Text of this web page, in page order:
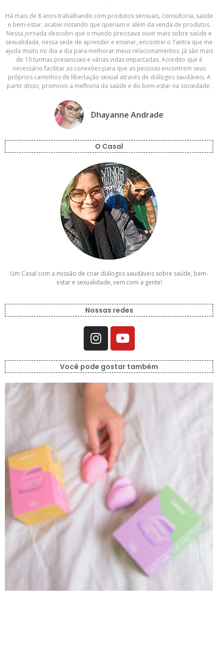
Há mais de 8 anos trabalhando com produtos sensuais, consultoria, saúde
e bem-estar, acabei notando que queriam ir além da venda de produtos.
Nessa jornada descobri que o mundo precisava ouvir mais sobre saúde e
sexualidade, nessa sede de aprender e ensinar, encontrei o Tantra que me
ajuda muito no dia a dia para melhorar meus relacionamentos. Já são mais
de 10 turmas presenciais e várias vidas impactadas. Acredito que é
necessário facilitar as conexões para que as pessoas encontrem seus
próprios caminhos de libertação sexual através de diálogos saudáveis. A
partir disso, promovo a melhoria da saúde e do bem-estar na sociedade.
Dhayanne Andrade
O Casal
Um Casal com a missão de criar diálogos saudáveis sobre saúde, bem-
estar e sexualidade, vem com a gente!
Nossas redes
Você pode gostar também